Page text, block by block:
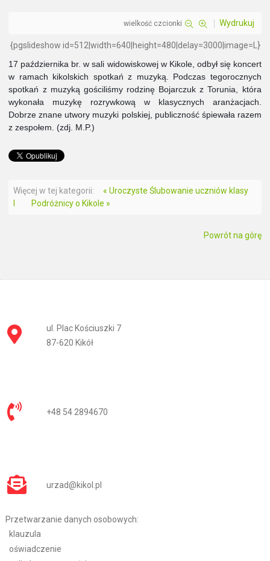
wielkość czcionki Wydrukuj
{pgslideshow id=512|width=640|height=480|delay=3000|image=L}
17 października br. w sali widowiskowej w Kikole, odbył się koncert
w ramach kikolskich spotkań z muzyką. Podczas tegorocznych
spotkań z muzyką gościliśmy rodzinę Bojarczuk z Torunia, która
wykonała muzykę rozrywkową w klasycznych aranżacjach.
Dobrze znane utwory muzyki polskiej, publiczność śpiewała razem
z zespołem. (zdj. M.P.)
Więcej w tej kategorii:
« Uroczyste Ślubowanie uczniów klasy
Podróżnicy o Kikole »
Powrót na górę
ul. Plac Kościuszki 7
87-620 Kikół
+48 54 2894670
urzad@kikol.pl
Przetwarzanie danych osobowych:
klauzula
oświadczenie